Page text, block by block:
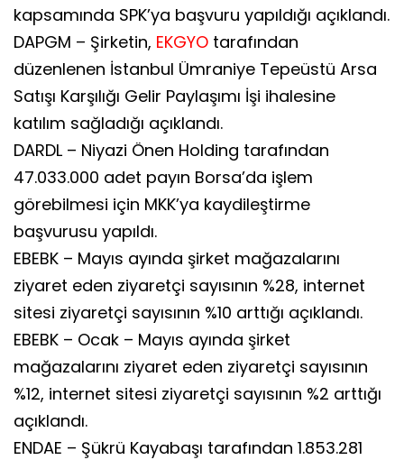
kapsamında SPK’ya başvuru yapıldığı açıklandı.
DAPGM – Şirketin, EKGYO tarafından
düzenlenen İstanbul Ümraniye Tepeüstü Arsa
Satışı Karşılığı Gelir Paylaşımı İşi ihalesine
katılım sağladığı açıklandı.
DARDL – Niyazi Önen Holding tarafından
47.033.000 adet payın Borsa’da işlem
görebilmesi için MKK’ya kaydileştirme
başvurusu yapıldı.
EBEBK – Mayıs ayında şirket mağazalarını
ziyaret eden ziyaretçi sayısının %28, internet
sitesi ziyaretçi sayısının %10 arttığı açıklandı.
EBEBK – Ocak – Mayıs ayında şirket
mağazalarını ziyaret eden ziyaretçi sayısının
%12, internet sitesi ziyaretçi sayısının %2 arttığı
açıklandı.
ENDAE – Şükrü Kayabaşı tarafından 1.853.281